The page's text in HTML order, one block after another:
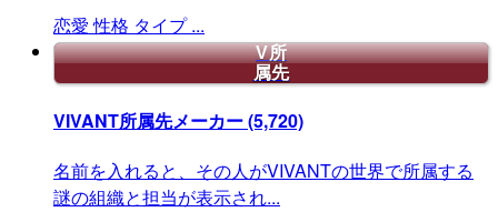
恋愛 性格 タイプ ...
V所
属先
VIVANT所属先メーカー(5,720)
名前を入れると、その人がVIVANTの世界で所属する
謎の組織と担当が表示され...